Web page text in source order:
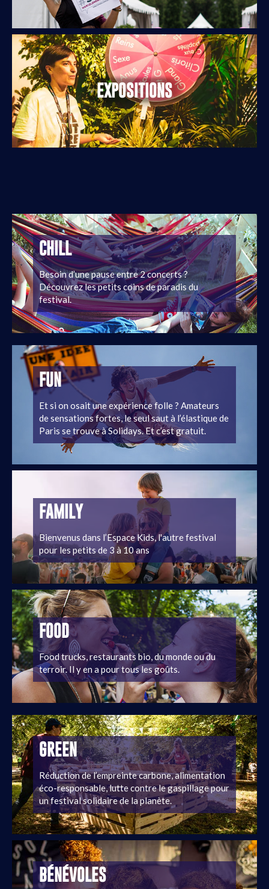
EXPOSITIONS
CHILL
Besoin d’une pause entre 2 concerts ?
Découvrez les petits coins de paradis du
festival.
FUN
Et si on osait une expérience folle ? Amateurs
de sensations fortes, le seul saut à l’élastique de
Paris se trouve à Solidays. Et c’est gratuit.
FAMILY
Bienvenus dans l’Espace Kids, l'autre festival
pour les petits de 3 à 10 ans
FOOD
Food trucks, restaurants bio, du monde ou du
terroir. Il y en a pour tous les goûts.
GREEN
Réduction de l’empreinte carbone, alimentation
éco-responsable, lutte contre le gaspillage pour
un festival solidaire de la planète.
BÉNÉVOLES